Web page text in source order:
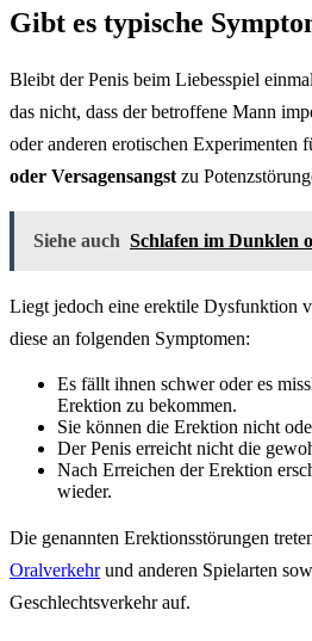
Gibt es typische
Bleibt der Penis beim Liebesspiel
das nicht, dass der betroffene Mann
oder anderen erotischen Experimenten
oder Versagensangst zu
Siehe auch Schlafen im Dunklen
Liegt jedoch eine erektile Dysfunktion
diese an folgenden Symptomen:
Es fällt ihnen schwer oder es
Erektion zu bekommen.
Sie können die Erektion nicht
Der Penis erreicht nicht die
Nach Erreichen der Erektion
wieder.
Die genannten Erektionsstörungen
Oralverkehrund anderen Spielarten
Geschlechtsverkehr auf.